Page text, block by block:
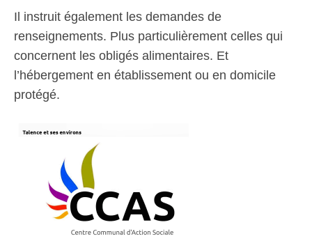
Il instruit également les demandes de
renseignements. Plus particulièrement celles qui
concernent les obligés alimentaires. Et
l’hébergement en établissement ou en domicile
protégé.